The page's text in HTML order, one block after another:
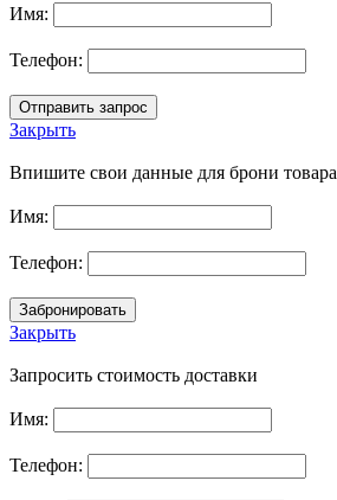
Имя:
Телефон:
Закрыть
Впишите свои данные для брони товара
Имя:
Телефон:
Закрыть
Запросить стоимость доставки
Имя:
Телефон: